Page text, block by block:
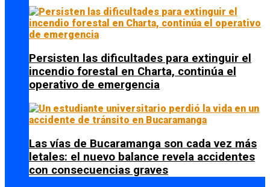
Persisten las dificultades para extinguir el
incendio forestal en Charta, continúa el
operativo de emergencia
Las vías de Bucaramanga son cada vez más
letales: el nuevo balance revela accidentes
con consecuencias graves